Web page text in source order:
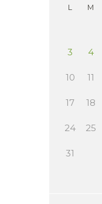
L
M
3 4
10 11
17 18
24 25
31